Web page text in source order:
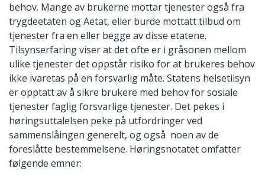
behov. Mange av brukerne mottar tjenester også fra
trygdeetaten og Aetat, eller burde mottatt tilbud om
tjenester fra en eller begge av disse etatene.
Tilsynserfaring viser at det ofte er i gråsonen mellom
ulike tjenester det oppstår risiko for at brukeres behov
ikke ivaretas på en forsvarlig måte. Statens helsetilsyn
er opptatt av å sikre brukere med behov for sosiale
tjenester faglig forsvarlige tjenester. Det pekes i
høringsuttalelsen peke på utfordringer ved
sammenslåingen generelt, og også noen av de
foreslåtte bestemmelsene. Høringsnotatet omfatter
følgende emner: